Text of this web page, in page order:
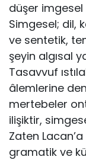
düşer
Simgesel; dil,
ve sentetik,
şeyin algısal
Ta­savvuf
âlemlerine
mertebeler
ilişiktir,
Zaten
gramatik ve